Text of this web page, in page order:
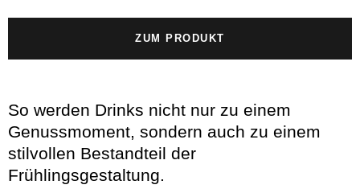
ZUM PRODUKT
So werden Drinks nicht nur zu einem
Genussmoment, sondern auch zu einem
stilvollen Bestandteil der
Frühlingsgestaltung.